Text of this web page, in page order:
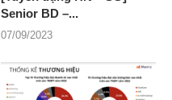
Senior BD –...
07/09/2023